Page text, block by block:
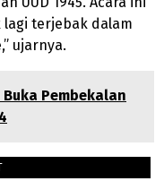
terjebak dalam
ujarnya.
Pembekalan